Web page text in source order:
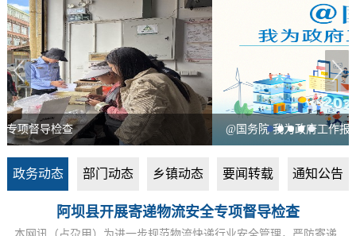
@国务院 我为政府工作报告提建议
政务动态 部门动态 乡镇动态 要闻转载 通知公告
阿坝县开展寄递物流安全专项督导检查